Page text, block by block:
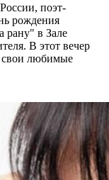
поэт-
рождения
рану" в Зале
В этот вечер
свои любимые